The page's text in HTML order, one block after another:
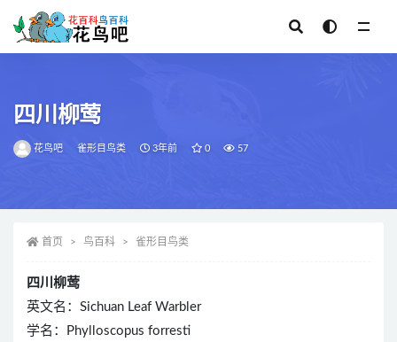
四川柳莺
花鸟吧 雀形目鸟类 3年前 0 57
首页 鸟百科 雀形目鸟类
四川柳莺
英文名：Sichuan Leaf Warbler
学名：Phylloscopus forresti